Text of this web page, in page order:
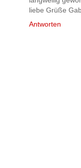
liebe Grüße
Antworten